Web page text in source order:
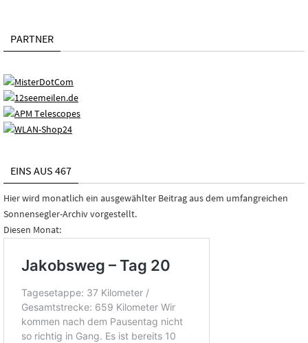
PARTNER
EINS AUS 467
Hier wird monatlich ein ausgewählter Beitrag aus dem umfangreichen
Sonnensegler-Archiv vorgestellt.
Diesen Monat: